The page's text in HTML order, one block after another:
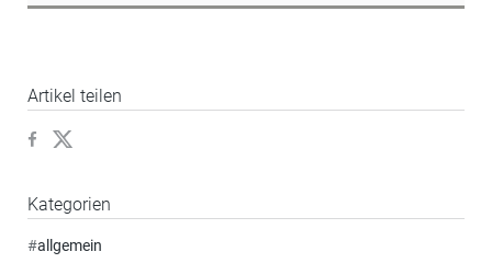
Artikel teilen
Kategorien
#allgemein